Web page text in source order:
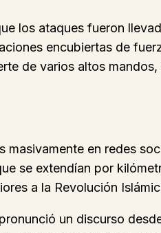
los ataques fueron
encubiertas de
de varios altos
en redes
se extendían por
a la Revolución
un discurso